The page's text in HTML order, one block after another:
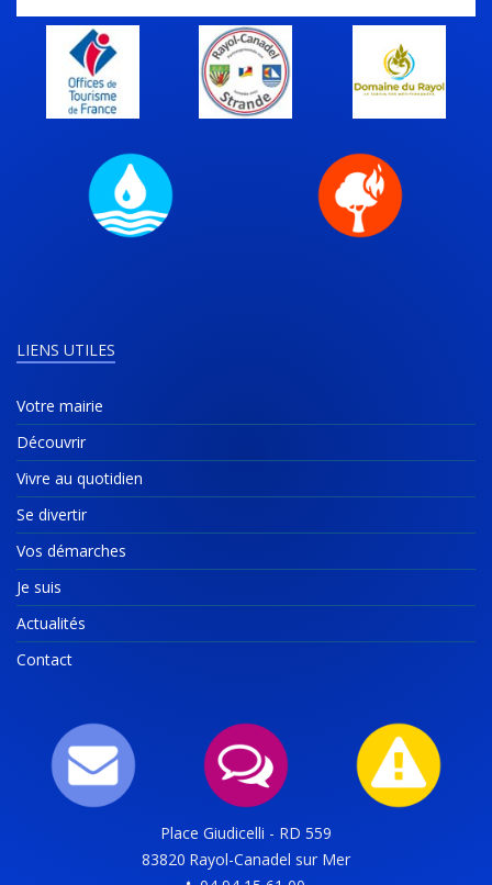
LIENS UTILES
Votre mairie
Découvrir
Vivre au quotidien
Se divertir
Vos démarches
Je suis
Actualités
Contact
Place Giudicelli - RD 559
83820 Rayol-Canadel sur Mer